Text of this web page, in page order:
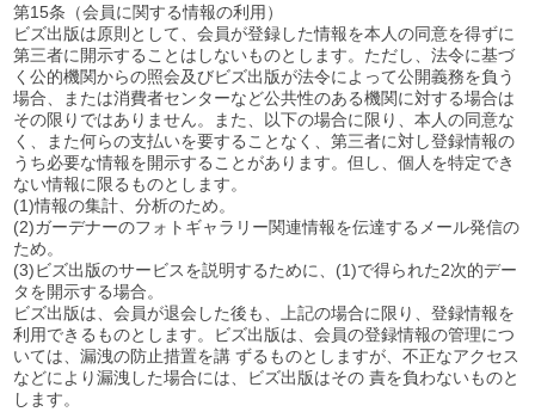
第15条（会員に関する情報の利用）
ビズ出版は原則として、会員が登録した情報を本人の同意を得ずに
第三者に開示することはしないものとします。ただし、法令に基づ
く公的機関からの照会及びビズ出版が法令によって公開義務を負う
場合、または消費者センターなど公共性のある機関に対する場合は
その限りではありません。また、以下の場合に限り、本人の同意な
く、また何らの支払いを要することなく、第三者に対し登録情報の
うち必要な情報を開示することがあります。但し、個人を特定でき
ない情報に限るものとします。
(1)情報の集計、分析のため。
(2)ガーデナーのフォトギャラリー関連情報を伝達するメール発信の
ため。
(3)ビズ出版のサービスを説明するために、(1)で得られた2次的デー
タを開示する場合。
ビズ出版は、会員が退会した後も、上記の場合に限り、登録情報を
利用できるものとします。ビズ出版は、会員の登録情報の管理につ
いては、漏洩の防止措置を講 ずるものとしますが、不正なアクセス
などにより漏洩した場合には、ビズ出版はその 責を負わないものと
します。